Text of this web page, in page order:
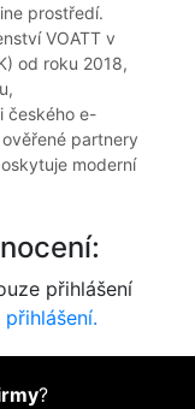
prostředí.
VOATT v
od roku 2018,
českého e-
partnery
moderní
přihlášení
?